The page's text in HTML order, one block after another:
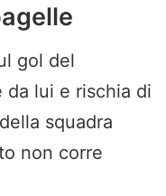
gol del
da lui e rischia di
squadra
non corre